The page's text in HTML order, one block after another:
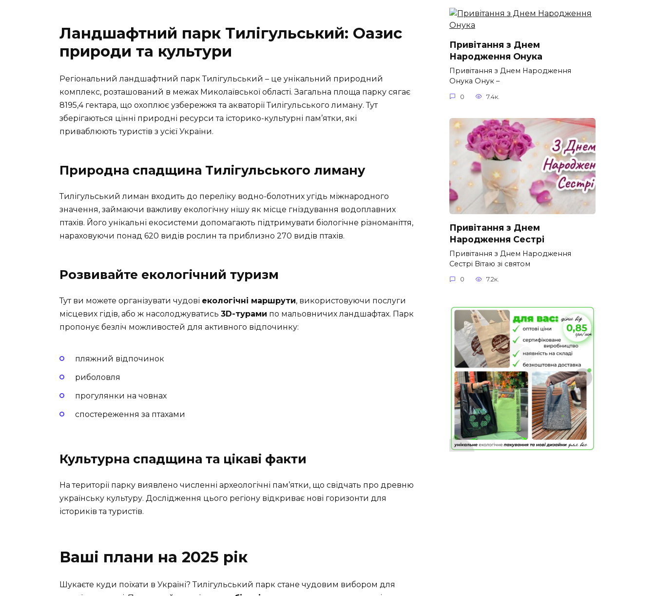
Ландшафтний парк Тилігульський: Оазис
природи та культури
Регіональний ландшафтний парк Тилігульський – це унікальний природний
комплекс, розташований в межах Миколаївської області. Загальна площа парку сягає
8195,4 гектара, що охоплює узбережжя та акваторіїТилігульського лиману. Тут
зберігаються цінні природні ресурси та історико-культурні пам’ятки, які
приваблюють туристів з усієї України.
Природна спадщина Tилігульського лиману
Тилігульський лиман входить до переліку водно-болотних угідь міжнародного
значення, займаючи важливу екологічну нішу як місце гніздування водоплавних
птахів. Його унікальні екосистеми допомагають підтримувати біологічне різноманіття,
нараховуючи понад 620 видів рослин та приблизно 270 видів птахів.
Розвивайте екологічний туризм
Тут ви можете організувати чудові екологічні маршрути, використовуючи послуги
місцевих гідів, або ж насолоджуватись 3D-турами по мальовничих ландшафтах. Парк
пропонує безліч можливостей для активного відпочинку:
пляжний відпочинок
риболовля
прогулянки на човнах
спостереження за птахами
Культурна спадщина та цікаві факти
На території парку виявлено численні археологічні пам’ятки, що свідчать про древню
українську культуру. Дослідження цього регіону відкриває нові горизонти для
істориків та туристів.
Ваші плани на 2025 рік
Шукаєте куди поїхати в Україні?Тилігульський парк стане чудовим вибором для
Привітання з Днем
Народження Онука
Привітання з Днем Народження
Онука Онук –
0 7.4к.
Привітання з Днем
Народження Сестрі
Привітання з Днем Народження
Сестрі Вітаю зі святом
0 7.2к.